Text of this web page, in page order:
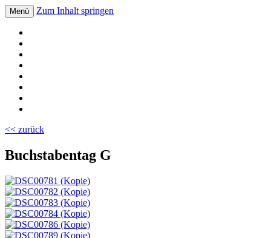
Volksschule Bad Blumau
Menü Zum Inhalt springen
<< zurück
Buchstabentag G